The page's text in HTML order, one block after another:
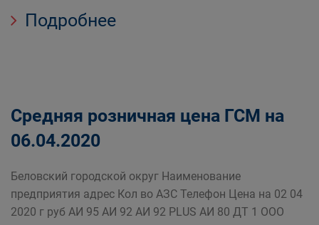
Подробнее
Средняя розничная цена ГСМ на
06.04.2020
Беловский городской округ Наименование
предприятия адрес Кол во АЗС Телефон Цена на 02 04
2020 г руб АИ 95 АИ 92 АИ 92 PLUS АИ 80 ДТ 1 ООО